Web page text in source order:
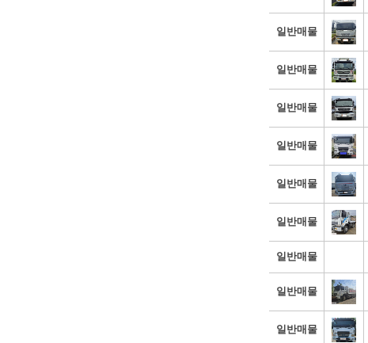
일반매물
일반매물
일반매물
일반매물
일반매물
일반매물
일반매물
일반매물
일반매물